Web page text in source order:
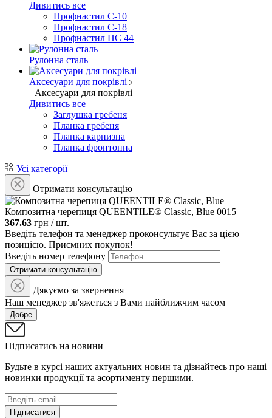
Дивитись все
Профнастил С-10
Профнастил С-18
Профнастил НС 44
Рулонна сталь
Аксесуари для покрівлі
Аксесуари для покрівлі
Дивитись все
Заглушка гребеня
Планка гребеня
Планка карнизна
Планка фронтонна
Усі категорії
Отримати консультацію
Композитна черепиця QUEENTILE® Classic, Blue 0015
367.63 грн / шт.
Введіть телефон та менеджер проконсультує Вас за цією
позицією. Приємних покупок!
Введіть номер телефону
Отримати консультацію
Дякуємо за звернення
Наш менеджер зв'яжеться з Вами найближчим часом
Добре
Підписатись на новини
Будьте в курсі наших актуальних новин та дізнайтесь про наші
новинки продукції та асортименту першими.
Підписатися